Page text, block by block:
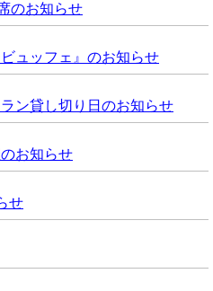
のお知らせ
ュッフェ』のお知らせ
ン貸し切り日のお知らせ
お知らせ
せ